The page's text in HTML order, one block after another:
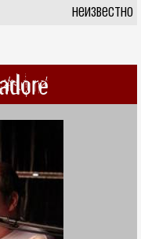
неизвестно